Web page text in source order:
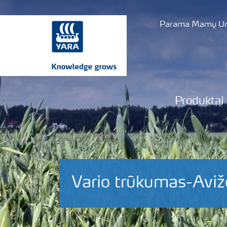
Parama Mamų
Produktai
Vario trūkumas-